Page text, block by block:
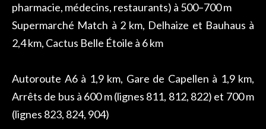
pharmacie, médecins, restaurants) à 500–700 m
Supermarché Match à 2 km, Delhaize et Bauhaus à
2,4 km, Cactus Belle Étoile à 6 km
Autoroute A6 à 1,9 km, Gare de Capellen à 1,9 km,
Arrêts de bus à 600 m (lignes 811, 812, 822) et 700 m
(lignes 823, 824, 904)